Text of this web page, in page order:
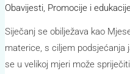
Obavijesti, Promocije i
Siječanj se obilježava kao
materice, s ciljem podsjećanja
se u velikoj mjeri može